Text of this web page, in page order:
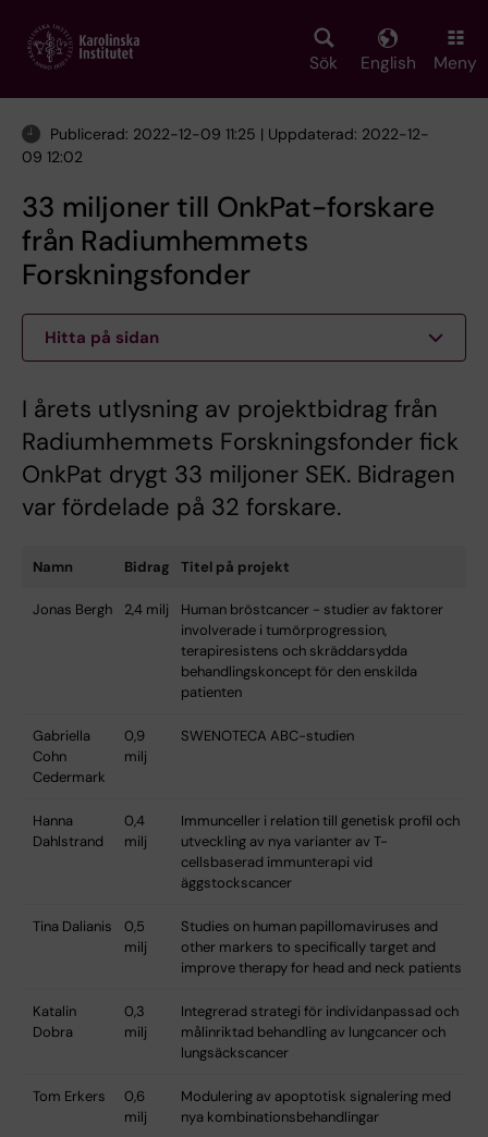
main
Sök English Meny
Publicerad: 2022-12-09 11:25 | Uppdaterad: 2022-12-
09 12:02
33 miljoner till OnkPat-forskare
från Radiumhemmets
Forskningsfonder
Hitta på sidan
I årets utlysning av projektbidrag från
Radiumhemmets Forskningsfonder fick
OnkPat drygt 33 miljoner SEK. Bidragen
var fördelade på 32 forskare.
Namn Bidrag Titel på projekt
Jonas Bergh 2,4 milj
Human bröstcancer - studier av faktorer
involverade i tumörprogression,
terapiresistens och skräddarsydda
behandlingskoncept för den enskilda
patienten
Gabriella
Cohn
Cedermark
0,9
milj
SWENOTECA ABC-studien
Hanna
Dahlstrand
0,4
milj
Immunceller i relation till genetisk profil och
utveckling av nya varianter av T-
cellsbaserad immunterapi vid
äggstockscancer
Tina Dalianis
0,5
milj
Studies on human papillomaviruses and
other markers to specifically target and
improve therapy for head and neck patients
Katalin
Dobra
0,3
milj
Integrerad strategi för individanpassad och
målinriktad behandling av lungcancer och
lungsäckscancer
Tom Erkers
0,6
milj
Modulering av apoptotisk signalering med
nya kombinationsbehandlingar